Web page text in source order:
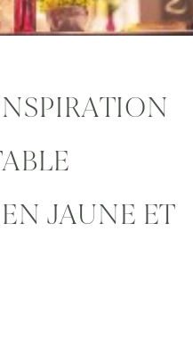
JAUNE ET